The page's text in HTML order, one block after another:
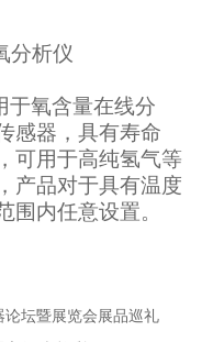
分析仪
于氧含量在线分
感器，具有寿命
可用于高纯氢气等
产品对于具有温度
围内任意设置。
论坛暨展览会展品巡礼